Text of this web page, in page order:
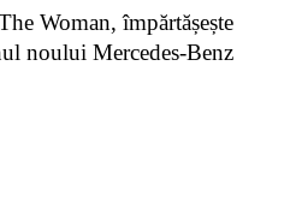
Woman, împărtășește
noului Mercedes-Benz